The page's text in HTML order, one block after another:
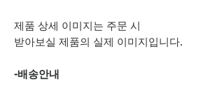
제품 상세 이미지는 주문 시
받아보실 제품의 실제 이미지입니다.
-배송안내